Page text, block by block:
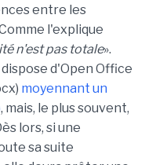
entre les
l'explique
n'est pas totale».
d'Open Office
moyennant un
, mais, le plus souvent,
lors, si une
sa suite